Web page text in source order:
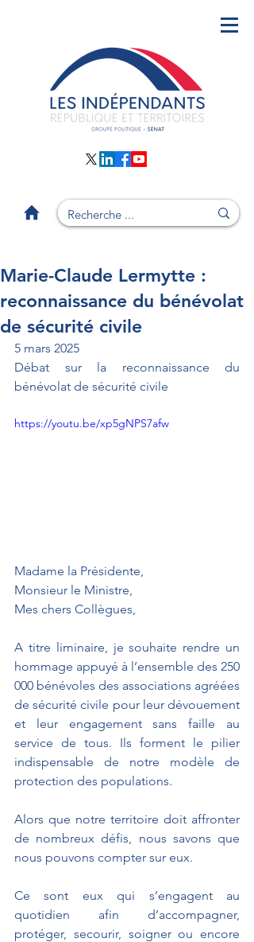
Marie-Claude Lermytte :
reconnaissance du bénévolat
de sécurité civile
5 mars 2025
Débat sur la reconnaissance du
bénévolat de sécurité civile
https://youtu.be/xp5gNPS7afw
Madame la Présidente,
Monsieur le Ministre,
Mes chers Collègues,
A titre liminaire, je souhaite rendre un
hommage appuyé à l’ensemble des 250
000 bénévoles des associations agréées
de sécurité civile pour leur dévouement
et leur engagement sans faille au
service de tous. Ils forment le pilier
indispensable de notre modèle de
protection des populations.
Alors que notre territoire doit affronter
de nombreux défis, nous savons que
nous pouvons compter sur eux.
Ce sont eux qui s’engagent au
quotidien afin d’accompagner,
protéger, secourir, soigner ou encore